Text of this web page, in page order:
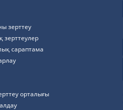
зерттеу
зерттеулер
сараптама
орталығы